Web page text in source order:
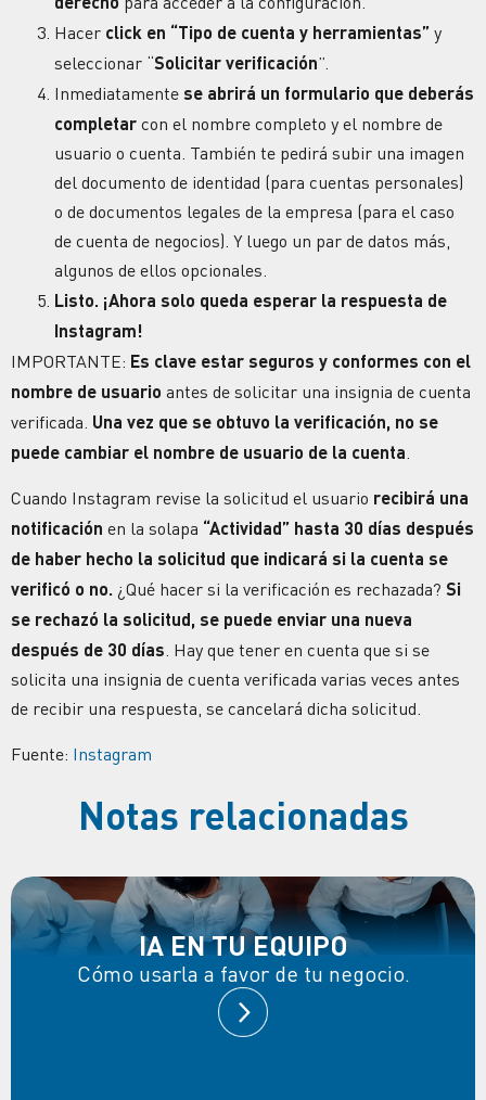
Hacer click en “Tipo de cuenta y herramientas” y
seleccionar “Solicitar verificación”.
Inmediatamente se abrirá un formulario que deberás
completar con el nombre completo y el nombre de
usuario o cuenta. También te pedirá subir una imagen
del documento de identidad (para cuentas personales)
o de documentos legales de la empresa (para el caso
de cuenta de negocios). Y luego un par de datos más,
algunos de ellos opcionales.
Listo. ¡Ahora solo queda esperar la respuesta de
Instagram!
IMPORTANTE: Es clave estar seguros y conformes con el
nombre de usuario antes de solicitar una insignia de cuenta
verificada. Una vez que se obtuvo la verificación, no se
puede cambiar el nombre de usuario de la cuenta
Cuando Instagram revise la solicitud el usuario recibirá una
notificación en la solapa “Actividad” hasta 30 días después
de haber hecho la solicitud que indicará si la cuenta se
verificó o no. ¿Qué hacer si la verificación es rechazada? Si
se rechazó la solicitud, se puede enviar una nueva
después de 30 días. Hay que tener en cuenta que si se
solicita una insignia de cuenta verificada varias veces antes
de recibir una respuesta, se cancelará dicha solicitud.
Fuente: Instagram
Notas relacionadas
IA EN TU EQUIPO
Cómo usarla a favor de tu negocio.